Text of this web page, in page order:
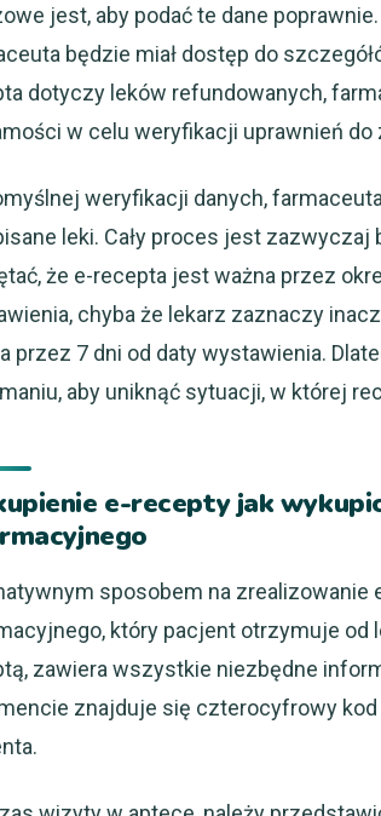
jest, aby podać te dane
będzie miał dostęp do
dotyczy leków refundowanych,
w celu weryfikacji uprawnień do
weryfikacji danych,
leki. Cały proces jest
że e-recepta jest ważna przez
chyba że lekarz zaznaczy
przez 7 dni od daty wystawienia.
aby uniknąć sytuacji, w której
e-recepty jak
sposobem na
który pacjent otrzymuje od
zawiera wszystkie niezbędne
znajduje się czterocyfrowy